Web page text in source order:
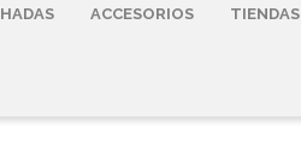
ACCESORIOS TIENDAS